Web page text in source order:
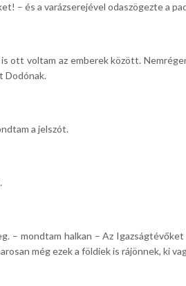
– és a varázserejével odaszögezte a
ott voltam az emberek között.
Dodónak.
a jelszót.
– mondtam halkan – Az
még ezek a földiek is rájönnek, ki